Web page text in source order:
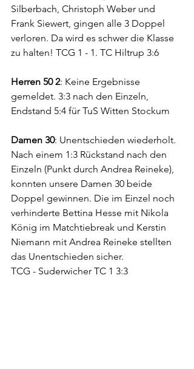
Silberbach, Christoph Weber und
Frank Siewert, gingen alle 3 Doppel
verloren. Da wird es schwer die Klasse
zu halten! TCG 1 - 1. TC Hiltrup 3:6
Herren 50 2: Keine Ergebnisse
gemeldet. 3:3 nach den Einzeln,
Endstand 5:4 für TuS Witten Stockum
Damen 30: Unentschieden wiederholt.
Nach einem 1:3 Rückstand nach den
Einzeln (Punkt durch Andrea Reineke),
konnten unsere Damen 30 beide
Doppel gewinnen. Die im Einzel noch
verhinderte Bettina Hesse mit Nikola
König im Matchtiebreak und Kerstin
Niemann mit Andrea Reineke stellten
das Unentschieden sicher.
TCG - Suderwicher TC 1 3:3